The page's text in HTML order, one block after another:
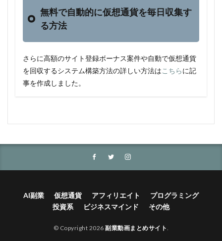
無料で自動的に仮想通貨を毎日収集す
る方法
さらに高額のサイト登録ボーナス案件や自動で仮想通貨
を回収するシステム構築方法の詳しい方法はこちらに記
事を作成しました。
AI副業 仮想通貨 アフィリエイト
プログラミング
投資系
ビジネスマインド その他
© Copyright 2026 副業動画まとめサイト.